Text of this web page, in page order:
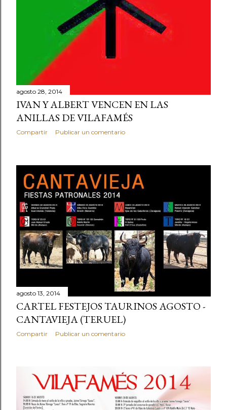
agosto 28, 2014
IVAN Y ALBERT VENCEN EN LAS
ANILLAS DE VILAFAMÉS
Compartir Publicar un comentario
agosto 13, 2014
CARTEL FESTEJOS TAURINOS AGOSTO -
CANTAVIEJA (TERUEL)
Compartir Publicar un comentario